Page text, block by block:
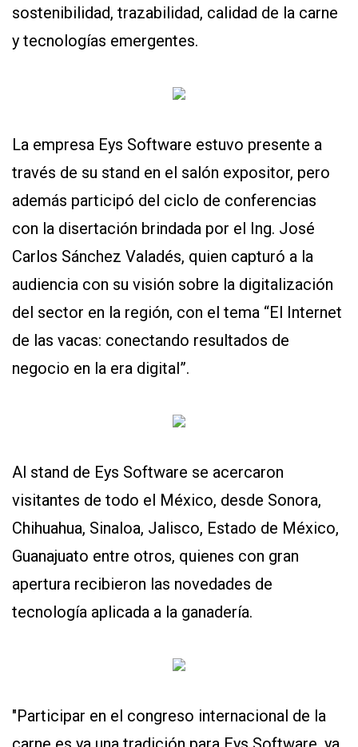
sostenibilidad, trazabilidad, calidad de la carne
y tecnologías emergentes.
La empresa Eys Software estuvo presente a
través de su stand en el salón expositor, pero
además participó del ciclo de conferencias
con la disertación brindada por el Ing. José
Carlos Sánchez Valadés, quien capturó a la
audiencia con su visión sobre la digitalización
del sector en la región, con el tema “El Internet
de las vacas: conectando resultados de
negocio en la era digital”.
Al stand de Eys Software se acercaron
visitantes de todo el México, desde Sonora,
Chihuahua, Sinaloa, Jalisco, Estado de México,
Guanajuato entre otros, quienes con gran
apertura recibieron las novedades de
tecnología aplicada a la ganadería.
"Participar en el congreso internacional de la